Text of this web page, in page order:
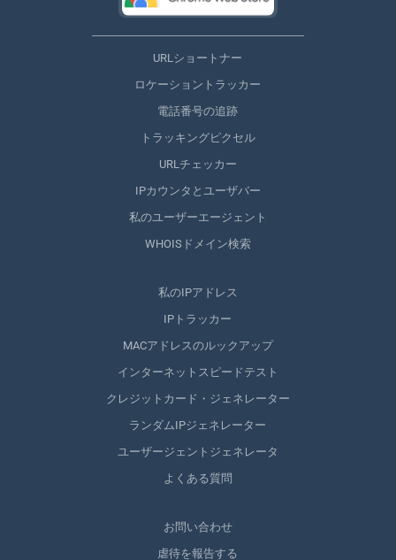
URLショートナー
ロケーショントラッカー
電話番号の追跡
トラッキングピクセル
URLチェッカー
IPカウンタとユーザバー
私のユーザーエージェント
WHOISドメイン検索
私のIPアドレス
IPトラッカー
MACアドレスのルックアップ
インターネットスピードテスト
クレジットカード・ジェネレーター
ランダムIPジェネレーター
ユーザージェントジェネレータ
よくある質問
お問い合わせ
虐待を報告する